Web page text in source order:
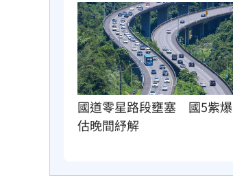
國道零星路段壅塞　國5紫爆
估晚間紓解